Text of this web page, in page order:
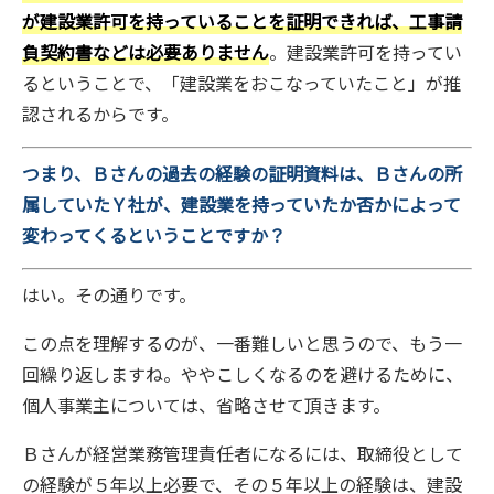
が建設業許可を持っていることを証明できれば、工事請
負契約書などは必要ありません。建設業許可を持ってい
るということで、「建設業をおこなっていたこと」が推
認されるからです。
つまり、Ｂさんの過去の経験の証明資料は、Ｂさんの所
属していたＹ社が、建設業を持っていたか否かによって
変わってくるということですか？
はい。その通りです。
この点を理解するのが、一番難しいと思うので、もう一
回繰り返しますね。ややこしくなるのを避けるために、
個人事業主については、省略させて頂きます。
Ｂさんが経営業務管理責任者になるには、取締役として
の経験が５年以上必要で、その５年以上の経験は、建設